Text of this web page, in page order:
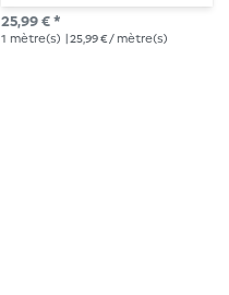
25,99 € *
1 mètre(s) | 25,99 € / mètre(s)